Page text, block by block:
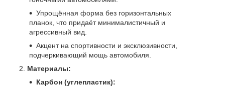
Упрощённая форма без горизонтальных
планок, что придаёт минималистичный и
агрессивный вид.
Акцент на спортивности и эксклюзивности,
подчеркивающий мощь автомобиля.
Материалы:
Карбон (углепластик):